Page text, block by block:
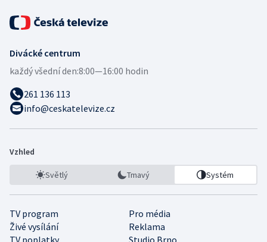
Divácké centrum
každý všední den:8:00—16:00 hodin
261 136 113
info@ceskatelevize.cz
Vzhled
Světlý Tmavý Systém
TV program
Pro média
Živé vysílání
Reklama